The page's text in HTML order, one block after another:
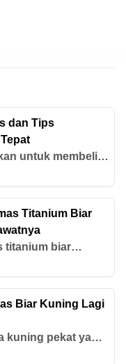
dan Tips
untuk membeli
jenis dan
berbagai jenis
memilihnya di
Titanium Biar
titanium biar
dengan
hingga lemon.
lain dan tips
Biar Kuning Lagi
kuning pekat yang
lama biasanya